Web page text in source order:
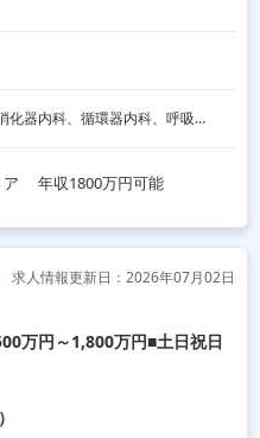
心臓外科、一般内科、消化器内科、循環器内科、呼吸器内科、血液内科、心療内科、脳神経内科、内分泌内科、老人内科、一般外科、消化器外科、呼吸器外科、脳神経外科、整形外科、形成外科、リハビリテーション科、小児科、産婦人科、婦人科、精神科、眼科、耳鼻咽喉科、皮膚科、泌尿器科、放射線科、人工透析、麻酔科、美容外科、人間ドック・検診、その他
年収1800万円可能
求人情報更新日：2026年07月02日
万円～1,800万円■土日祝日